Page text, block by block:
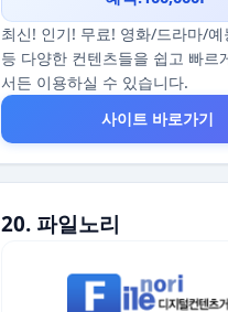
최신! 인기! 무료! 영화/드라마/
등 다양한 컨텐츠들을 쉽고 빠르
서든 이용하실 수 있습니다.
사이트 바로가기
20. 파일노리